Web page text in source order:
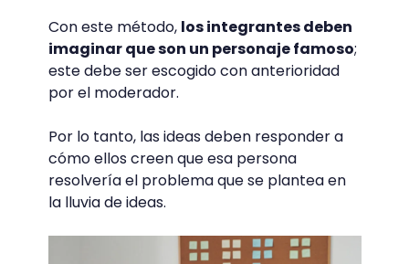
Con este método, los integrantes deben
imaginar que son un personaje famoso;
este debe ser escogido con anterioridad
por el moderador.
Por lo tanto, las ideas deben responder a
cómo ellos creen que esa persona
resolvería el problema que se plantea en
la lluvia de ideas.